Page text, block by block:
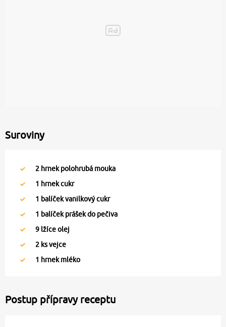
Suroviny
2 hrnek polohrubá mouka
1 hrnek cukr
1 balíček vanilkový cukr
1 balíček prášek do pečiva
9 lžíce olej
2 ks vejce
1 hrnek mléko
Postup přípravy receptu